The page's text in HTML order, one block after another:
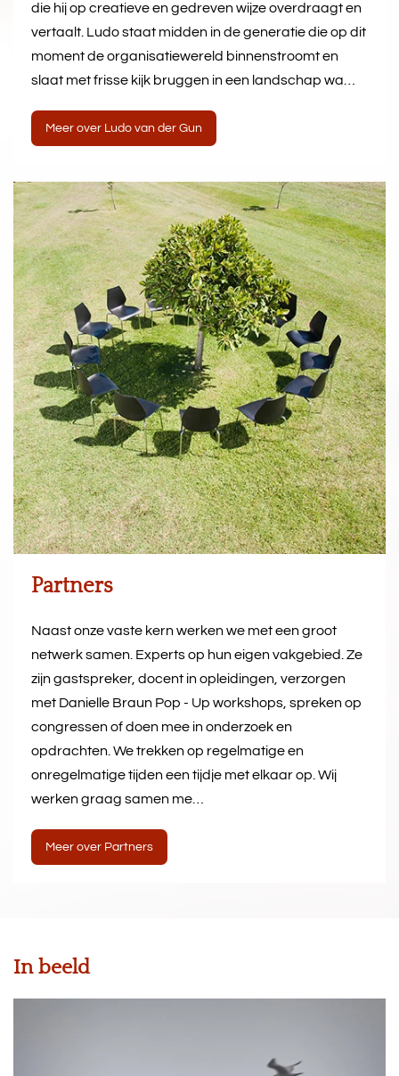
die hij op creatieve en gedreven wijze overdraagt en
vertaalt. Ludo staat midden in de generatie die op dit
moment de organisatiewereld binnenstroomt en
slaat met frisse kijk bruggen in een landschap wa…
Meer over Ludo van der Gun
Partners
Naast onze vaste kern werken we met een groot
netwerk samen. Experts op hun eigen vakgebied. Ze
zijn gastspreker, docent in opleidingen, verzorgen
met Danielle Braun Pop - Up workshops, spreken op
congressen of doen mee in onderzoek en
opdrachten. We trekken op regelmatige en
onregelmatige tijden een tijdje met elkaar op. Wij
werken graag samen me…
Meer over Partners
In beeld